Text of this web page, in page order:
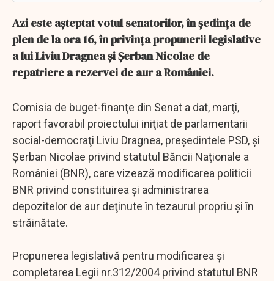
Azi este așteptat votul senatorilor, în ședința de
plen de la ora 16, în privința propunerii legislative
a lui Liviu Dragnea și Șerban Nicolae de
repatriere a rezervei de aur a României.
Comisia de buget-finanţe din Senat a dat, marţi,
raport favorabil proiectului iniţiat de parlamentarii
social-democraţi Liviu Dragnea, preşedintele PSD, şi
Şerban Nicolae privind statutul Băncii Naţionale a
României (BNR), care vizează modificarea politicii
BNR privind constituirea şi administrarea
depozitelor de aur deţinute în tezaurul propriu şi în
străinătate.
Propunerea legislativă pentru modificarea şi
completarea Legii nr.312/2004 privind statutul BNR